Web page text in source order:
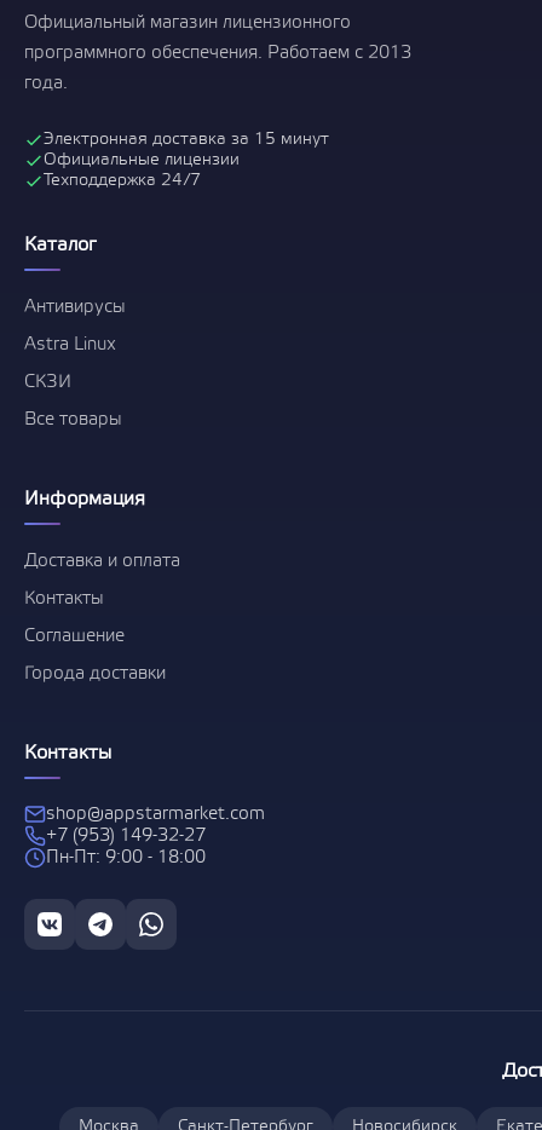
Официальный магазин лицензионного
программного обеспечения. Работаем с 2013
года.
Электронная доставка за 15 минут
Официальные лицензии
Техподдержка 24/7
Каталог
Антивирусы
Astra Linux
СКЗИ
Все товары
Информация
Доставка и оплата
Контакты
Соглашение
Города доставки
Контакты
shop@appstarmarket.com
+7 (953) 149-32-27
Пн-Пт: 9:00 - 18:00